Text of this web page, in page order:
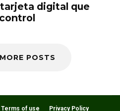
digital que
POSTS
Terms of use Privacy Policy